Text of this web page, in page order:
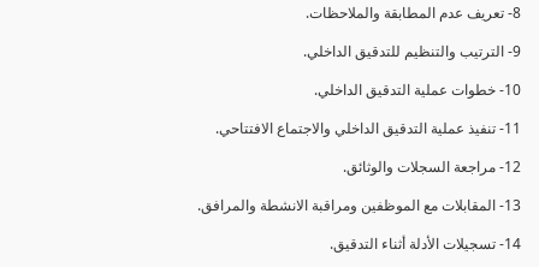
8- تعريف عدم المطابقة والملاحظات.
9- الترتيب والتنظيم للتدقيق الداخلي.
10- خطوات عملية التدقيق الداخلي.
11- تنفيذ عملية التدقيق الداخلي والاجتماع الافتتاحي.
12- مراجعة السجلات والوثائق.
13- المقابلات مع الموظفين ومراقبة الانشطة والمرافق.
14- تسجيلات الأدلة أثناء التدقيق.